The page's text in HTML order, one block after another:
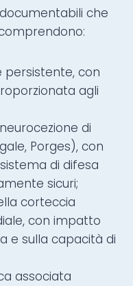
che
persistente, con
agli
di
Porges), con
di difesa
sicuri;
corteccia
con impatto
e sulla capacità di
associata